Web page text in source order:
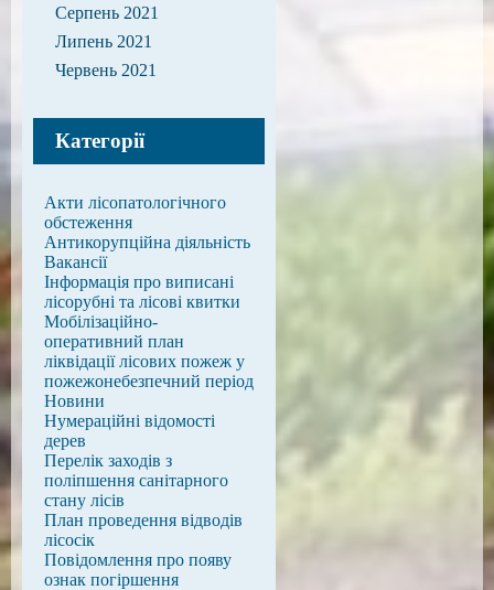
Серпень 2021
Липень 2021
Червень 2021
Категорії
Акти лісопатологічного
обстеження
Антикорупційна діяльність
Вакансії
Інформація про виписані
лісорубні та лісові квитки
Мобілізаційно-
оперативний план
ліквідації лісових пожеж у
пожежонебезпечний період
Новини
Нумераційні відомості
дерев
Перелік заходів з
поліпшення санітарного
стану лісів
План проведення відводів
лісосік
Повідомлення про появу
ознак погіршення